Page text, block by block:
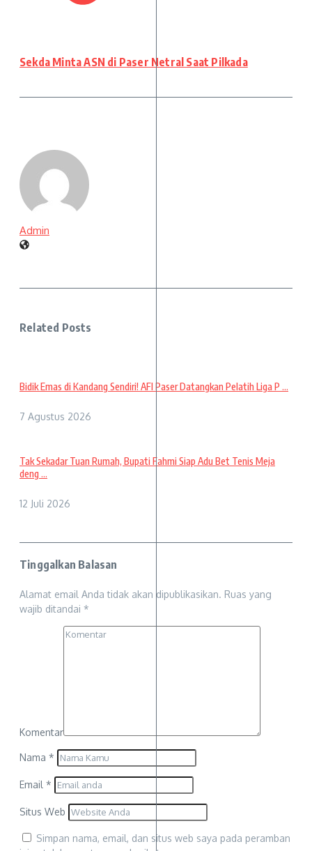
Sekda Minta ASN di Paser Netral Saat Pilkada
Admin
Related Posts
Bidik Emas di Kandang Sendiri! AFI Paser Datangkan Pelatih Liga P ...
7 Agustus 2026
Tak Sekadar Tuan Rumah, Bupati Fahmi Siap Adu Bet Tenis Meja
deng ...
12 Juli 2026
Tinggalkan Balasan
Alamat email Anda tidak akan dipublikasikan. Ruas yang
wajib ditandai *
Komentar
Nama *
Email *
Situs Web
Simpan nama, email, dan situs web saya pada peramban